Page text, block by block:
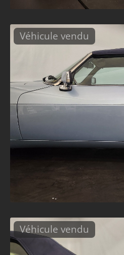
Véhicule vendu
Véhicule vendu